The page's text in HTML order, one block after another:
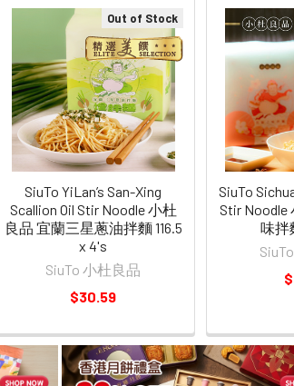
Out of Stock
SiuTo YiLan’s San-Xing
Scallion Oil Stir Noodle 小杜
良品 宜蘭三星蔥油拌麵 116.5
x 4's
SiuTo 小杜良品
$30.59
SiuTo
Stir Noodle
味拌